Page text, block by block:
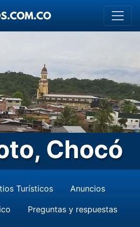
Chocó
Turísticos Anuncios
Preguntas y respuestas